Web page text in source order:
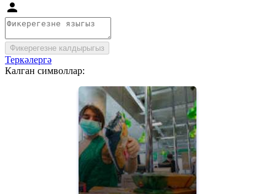
Фикерегезне калдырыгыз
Теркәлергә
Калган символлар: